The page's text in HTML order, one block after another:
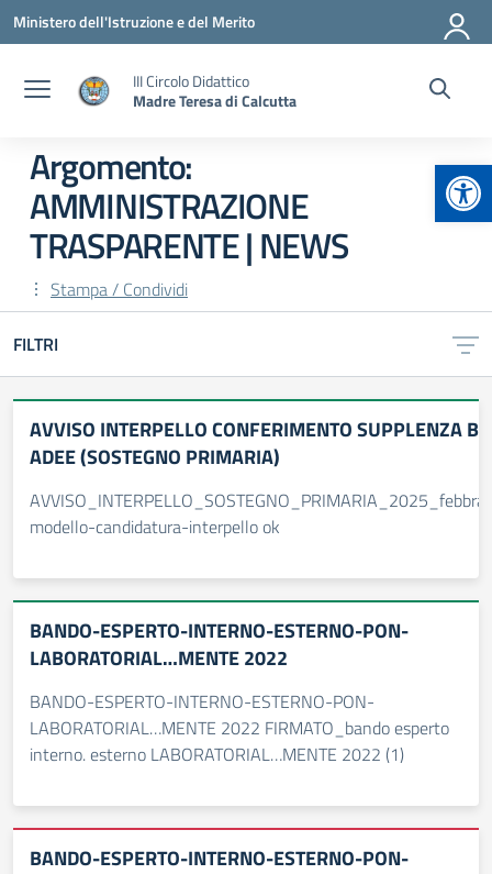
Vai ai contenuti
Vai al menu di navigazione
Vai al footer
Ministero dell'Istruzione e del Merito
III Circolo Didattico
Madre Teresa di Calcutta
Argomento:
AMMINISTRAZIONE
TRASPARENTE | NEWS
Stampa / Condividi
FILTRI
AVVISO INTERPELLO CONFERIMENTO SUPPLENZA
ADEE (SOSTEGNO PRIMARIA)
modello-candidatura-interpello ok
BANDO-ESPERTO-INTERNO-ESTERNO-PON-
LABORATORIAL…MENTE 2022
BANDO-ESPERTO-INTERNO-ESTERNO-PON-
LABORATORIAL…MENTE 2022 FIRMATO_bando esperto
interno. esterno LABORATORIAL…MENTE 2022 (1)
BANDO-ESPERTO-INTERNO-ESTERNO-PON-